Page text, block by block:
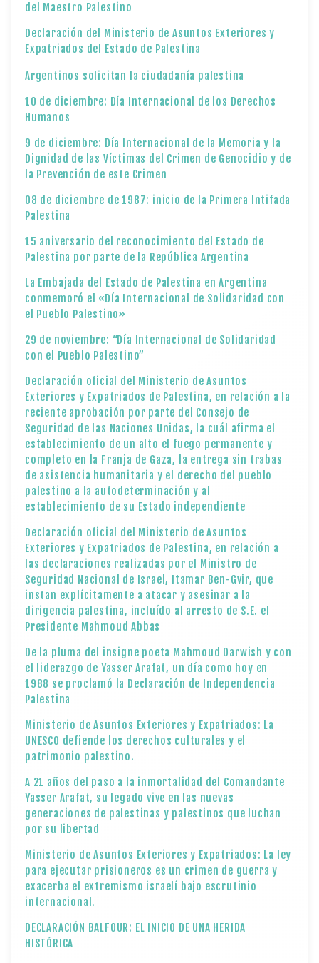
del Maestro Palestino
Declaración del Ministerio de Asuntos Exteriores y
Expatriados del Estado de Palestina
Argentinos solicitan la ciudadanía palestina
10 de diciembre: Día Internacional de los Derechos
Humanos
9 de diciembre: Día Internacional de la Memoria y la
Dignidad de las Víctimas del Crimen de Genocidio y de
la Prevención de este Crimen
08 de diciembre de 1987: inicio de la Primera Intifada
Palestina
15 aniversario del reconocimiento del Estado de
Palestina por parte de la República Argentina
La Embajada del Estado de Palestina en Argentina
conmemoró el «Día Internacional de Solidaridad con
el Pueblo Palestino»
29 de noviembre: “Día Internacional de Solidaridad
con el Pueblo Palestino”
Declaración oficial del Ministerio de Asuntos
Exteriores y Expatriados de Palestina, en relación a la
reciente aprobación por parte del Consejo de
Seguridad de las Naciones Unidas, la cuál afirma el
establecimiento de un alto el fuego permanente y
completo en la Franja de Gaza, la entrega sin trabas
de asistencia humanitaria y el derecho del pueblo
palestino a la autodeterminación y al
establecimiento de su Estado independiente
Declaración oficial del Ministerio de Asuntos
Exteriores y Expatriados de Palestina, en relación a
las declaraciones realizadas por el Ministro de
Seguridad Nacional de Israel, Itamar Ben-Gvir, que
instan explícitamente a atacar y asesinar a la
dirigencia palestina, incluído al arresto de S.E. el
Presidente Mahmoud Abbas
De la pluma del insigne poeta Mahmoud Darwish y con
el liderazgo de Yasser Arafat, un día como hoy en
1988 se proclamó la Declaración de Independencia
Palestina
Ministerio de Asuntos Exteriores y Expatriados: La
UNESCO defiende los derechos culturales y el
patrimonio palestino.
A 21 años del paso a la inmortalidad del Comandante
Yasser Arafat, su legado vive en las nuevas
generaciones de palestinas y palestinos que luchan
por su libertad
Ministerio de Asuntos Exteriores y Expatriados: La ley
para ejecutar prisioneros es un crimen de guerra y
exacerba el extremismo israelí bajo escrutinio
internacional.
DECLARACIÓN BALFOUR: EL INICIO DE UNA HERIDA
HISTÓRICA